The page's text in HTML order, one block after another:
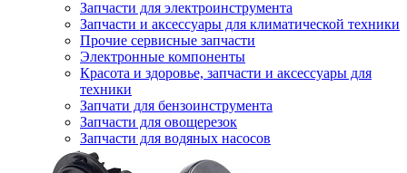
Запчасти для электроинструмента
Запчасти и аксессуары для климатической техники
Прочие сервисные запчасти
Электронные компоненты
Красота и здоровье, запчасти и аксессуары для
техники
Запчати для бензоинструмента
Запчасти для овощерезок
Запчасти для водяных насосов